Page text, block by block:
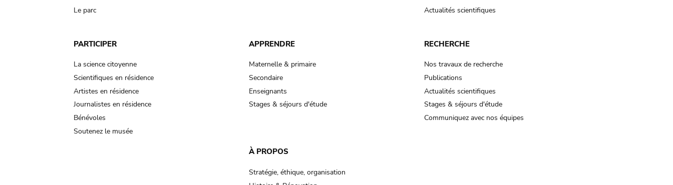
Le parc
Actualités scientifiques
PARTICIPER
La science citoyenne
Scientifiques en résidence
Artistes en résidence
Journalistes en résidence
Bénévoles
Soutenez le musée
APPRENDRE
Maternelle & primaire
Secondaire
Enseignants
Stages & séjours d'étude
RECHERCHE
Nos travaux de recherche
Publications
Actualités scientifiques
Stages & séjours d'étude
Communiquez avec nos équipes
À PROPOS
Stratégie, éthique, organisation